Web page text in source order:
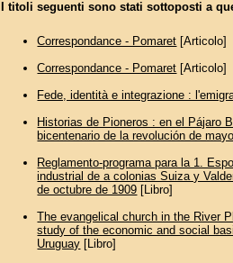
I titoli seguenti sono stati sottoposti a
Correspondance - Pomaret [Articolo]
Correspondance - Pomaret [Articolo]
Fede, identità e integrazione :
Historias de Pioneros : en el Pájaro
bicentenario de la revolución de mayo
Reglamento-programa para la 1.
industrial de a colonias Suiza y
de octubre de 1909 [Libro]
The evangelical church in the River
study of the economic and social
Uruguay [Libro]